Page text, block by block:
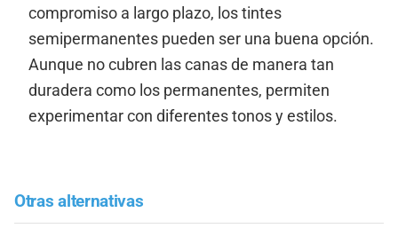
compromiso a largo plazo, los tintes
semipermanentes pueden ser una buena opción.
Aunque no cubren las canas de manera tan
duradera como los permanentes, permiten
experimentar con diferentes tonos y estilos.
Otras alternativas